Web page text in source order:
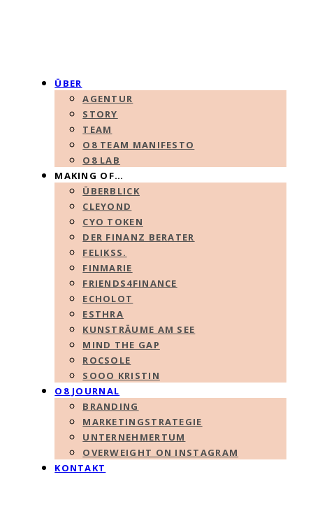
ÜBER
AGENTUR
STORY
TEAM
O8 TEAM MANIFESTO
O8 LAB
MAKING OF…
ÜBERBLICK
CLEYOND
CYO TOKEN
DER FINANZ BERATER
FELIKSS.
FINMARIE
FRIENDS4FINANCE
ECHOLOT
ESTHRA
KUNSTRÄUME AM SEE
MIND THE GAP
ROCSOLE
SOOO KRISTIN
O8 JOURNAL
BRANDING
MARKETINGSTRATEGIE
UNTERNEHMERTUM
OVERWEIGHT ON INSTAGRAM
KONTAKT